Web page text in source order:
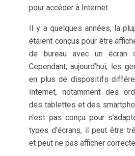
pour accéder à Internet.
Il y a quelques années, la
étaient conçus pour être
de bureau avec un écran
Cependant, aujourd’hui, les
en plus de dispositifs
Internet, notamment des
des tablettes et des
n’est pas conçu pour
types d’écrans, il peut être
et peut ne pas afficher